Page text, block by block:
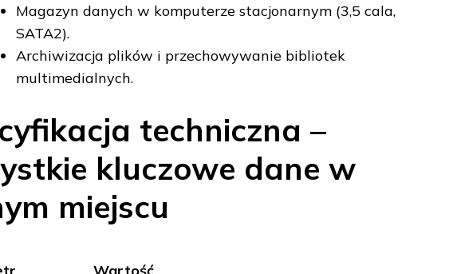
Magazyn danych w komputerze stacjonarnym (3,5 cala,
SATA2).
Archiwizacja plików i przechowywanie bibliotek
multimedialnych.
techniczna –
kluczowe dane w
miejscu